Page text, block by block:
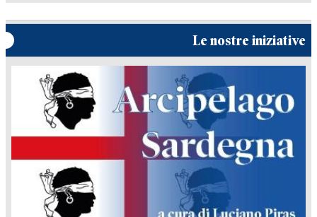
Le nostre iniziative